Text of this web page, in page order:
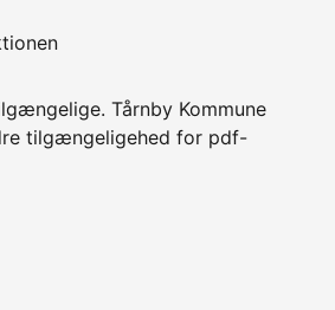
Tårnby Kommune
tilgængeligehed for pdf-